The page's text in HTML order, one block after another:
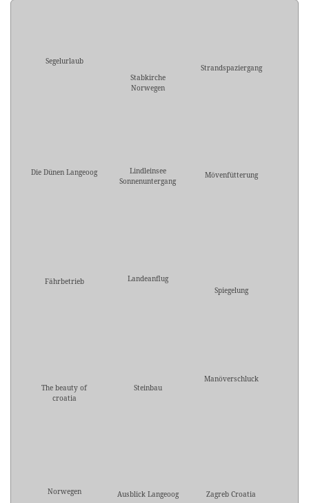
Segelurlaub
Stabkirche
Norwegen
Strandspaziergang
Die Dünen Langeoog
Lindleinsee
Sonnenuntergang
Mövenfütterung
Fährbetrieb
Landeanflug
Spiegelung
The beauty of
croatia
Steinbau
Manöverschluck
Norwegen Ausblick Langeoog Zagreb Croatia